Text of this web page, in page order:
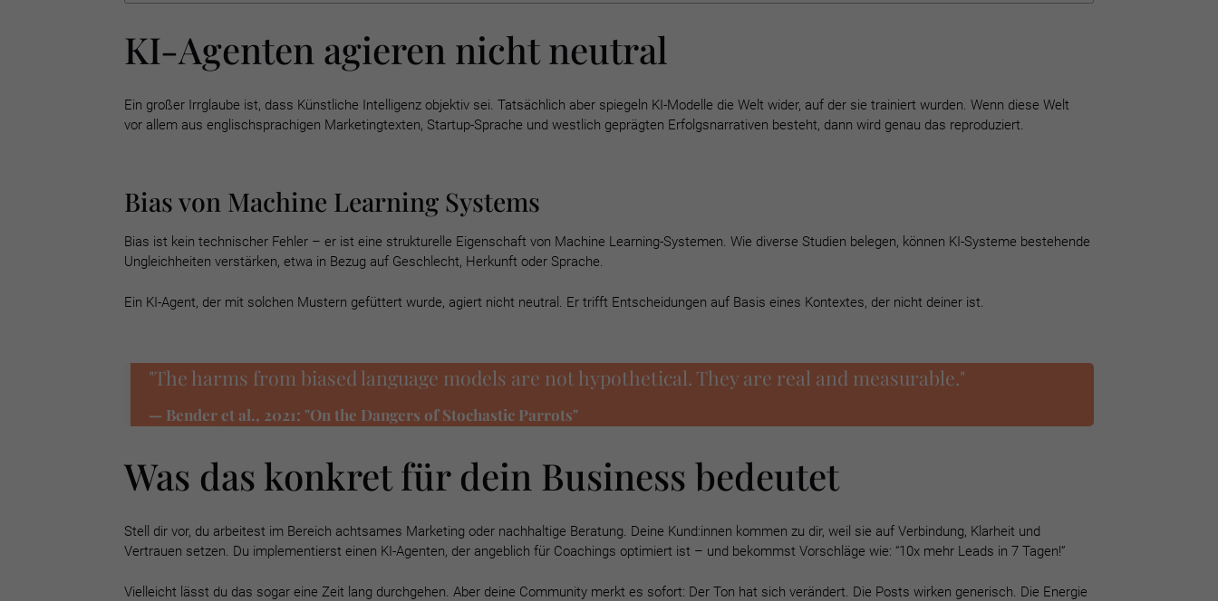
KI-Agenten agieren nicht neutral
Ein großer Irrglaube ist, dass Künstliche Intelligenz objektiv sei. Tatsächlich aber spiegeln KI-Modelle die Welt wider, auf der sie trainiert wurden. Wenn diese Welt
vor allem aus englischsprachigen Marketingtexten, Startup-Sprache und westlich geprägten Erfolgsnarrativen besteht, dann wird genau das reproduziert.
Bias von Machine Learning Systems
Bias ist kein technischer Fehler – er ist eine strukturelle Eigenschaft von Machine Learning-Systemen. Wie diverse Studien belegen, können KI-Systeme bestehende
Ungleichheiten verstärken, etwa in Bezug auf Geschlecht, Herkunft oder Sprache.
Ein KI-Agent, der mit solchen Mustern gefüttert wurde, agiert nicht neutral. Er trifft Entscheidungen auf Basis eines Kontextes, der nicht deiner ist.
"The harms from biased language models are not hypothetical. They are real and measurable."
— Bender et al., 2021: "On the Dangers of Stochastic Parrots"
Was das konkret für dein Business bedeutet
Stell dir vor, du arbeitest im Bereich achtsames Marketing oder nachhaltige Beratung. Deine Kund:innen kommen zu dir, weil sie auf Verbindung, Klarheit und
Vertrauen setzen. Du implementierst einen KI-Agenten, der angeblich für Coachings optimiert ist – und bekommst Vorschläge wie: “10x mehr Leads in 7 Tagen!”
Vielleicht lässt du das sogar eine Zeit lang durchgehen. Aber deine Community merkt es sofort: Der Ton hat sich verändert. Die Posts wirken generisch. Die Energie